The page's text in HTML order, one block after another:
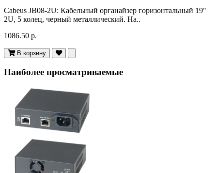
Cabeus JB08-2U: Кабельный органайзер горизонтальный 19"
2U, 5 колец, черный металлический. На..
1086.50 р.
В корзину
Наиболее просматриваемые